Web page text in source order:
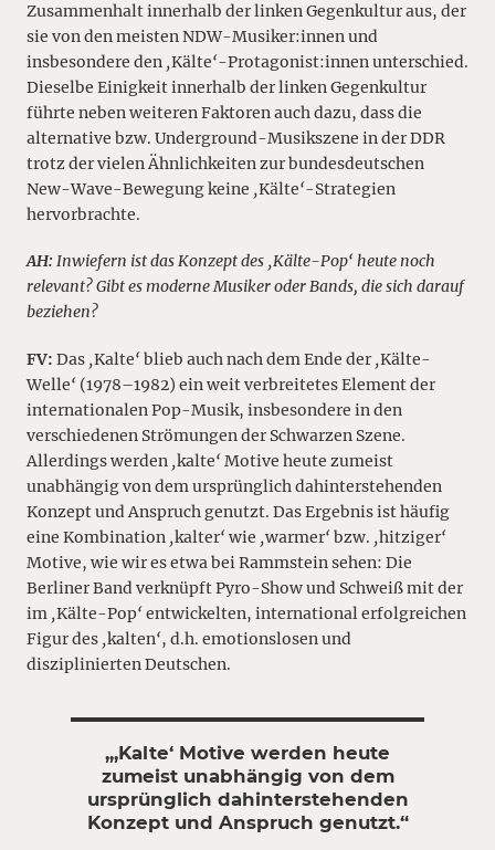
Zusammenhalt innerhalb der linken Gegenkultur aus, der
sie von den meisten NDW-Musiker:innen und
insbesondere den ‚Kälte‘-Protagonist:innen unterschied.
Dieselbe Einigkeit innerhalb der linken Gegenkultur
führte neben weiteren Faktoren auch dazu, dass die
alternative bzw. Underground-Musikszene in der DDR
trotz der vielen Ähnlichkeiten zur bundesdeutschen
New-Wave-Bewegung keine ‚Kälte‘-Strategien
hervorbrachte.
AH: Inwiefern ist das Konzept des ‚Kälte-Pop‘ heute noch
relevant? Gibt es moderne Musiker oder Bands, die sich darauf
beziehen?
FV: Das ‚Kalte‘blieb auch nach dem Ende der ‚Kälte-
Welle‘ (1978–1982) ein weit verbreitetes Element der
internationalen Pop-Musik, insbesondere in den
verschiedenen Strömungen der Schwarzen Szene.
Allerdings werden ‚kalte‘Motive heute zumeist
unabhängig von dem ursprünglich dahinterstehenden
Konzept und Anspruch genutzt. Das Ergebnis ist häufig
eine Kombination ‚kalter‘wie ‚warmer‘bzw. ‚hitziger‘
Motive, wie wir es etwa bei Rammstein sehen: Die
Berliner Band verknüpft Pyro-Show und Schweiß mit der
im ‚Kälte-Pop‘entwickelten, international erfolgreichen
Figur des ‚kalten‘, d.h. emotionslosen und
disziplinierten Deutschen.
„‚Kalte‘ Motive werden heute
zumeist unabhängig von dem
ursprünglich dahinterstehenden
Konzept und Anspruch genutzt.“